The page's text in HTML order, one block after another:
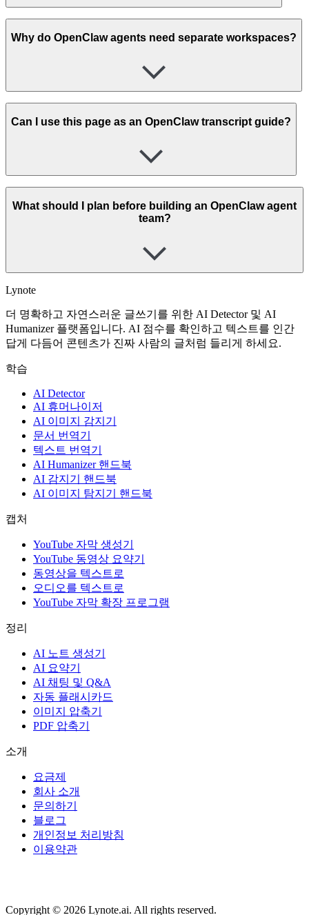
Why do OpenClaw agents need separate workspaces?
Can I use this page as an OpenClaw transcript guide?
What should I plan before building an OpenClaw agent
team?
Lynote
더 명확하고 자연스러운 글쓰기를 위한 AI Detector 및 AI
Humanizer 플랫폼입니다. AI 점수를 확인하고 텍스트를 인간
답게 다듬어 콘텐츠가 진짜 사람의 글처럼 들리게 하세요.
학습
AI Detector
AI 휴머나이저
AI 이미지 감지기
문서 번역기
텍스트 번역기
AI Humanizer 핸드북
AI 감지기 핸드북
AI 이미지 탐지기 핸드북
캡처
YouTube 자막 생성기
YouTube 동영상 요약기
동영상을 텍스트로
오디오를 텍스트로
YouTube 자막 확장 프로그램
정리
AI 노트 생성기
AI 요약기
AI 채팅 및 Q&A
자동 플래시카드
이미지 압축기
PDF 압축기
소개
요금제
회사 소개
문의하기
블로그
개인정보 처리방침
이용약관
Copyright © 2026 Lynote.ai. All rights reserved.